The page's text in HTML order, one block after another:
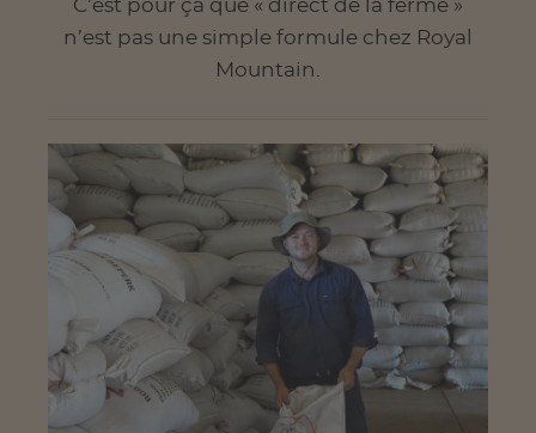
C’est pour ça que « direct de la ferme »
n’est pas une simple formule chez Royal
Mountain.